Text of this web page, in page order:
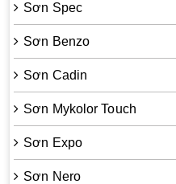
Sơn Spec
Sơn Benzo
Sơn Cadin
Sơn Mykolor Touch
Sơn Expo
Sơn Nero